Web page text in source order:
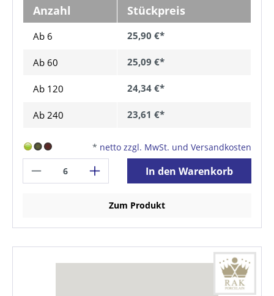
Anzahl Stückpreis
Ab 6 25,90 €*
Ab 60 25,09 €*
Ab 120 24,34 €*
Ab 240 23,61 €*
* netto zzgl. MwSt. und Versandkosten
In den Warenkorb
Zum Produkt